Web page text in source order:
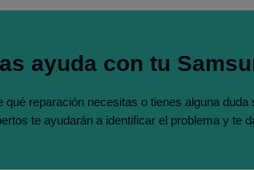
ayuda con tu
qué reparación necesitas o tienes alguna
te ayudarán a identificar el problema y te